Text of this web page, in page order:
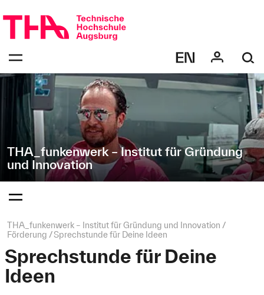
überspringen
zur
Navigation
"THA_funkenwerk
–
Institut
Gründung
und
Innovation"
THA_funkenwerk – Institut für Gründung
und Innovation
bestätigen
Öffnen
des
Menüs
bestätigen
des
Menüs
Seitenpfad:
THA_funkenwerk – Institut für Gründung und Innovation
Förderung
Sprechstunde für Deine Ideen
Sprechstunde für Deine
Ideen